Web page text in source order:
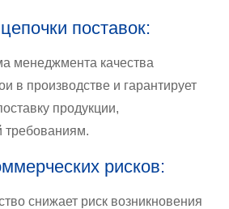
поставок:
менеджмента качества
в производстве и гарантирует
продукции,
требованиям.
рисков:
снижает риск возникновения